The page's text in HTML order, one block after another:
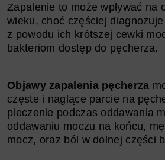
Zapalenie to może wpływać na
wieku, choć częściej
z powodu ich krótszej cewki
bakteriom dostęp do pęcherza.
Objawy zapalenia pęcherza
częste i naglące parcie na
pieczenie podczas oddawania
oddawaniu moczu na końcu,
mocz, oraz ból w dolnej części